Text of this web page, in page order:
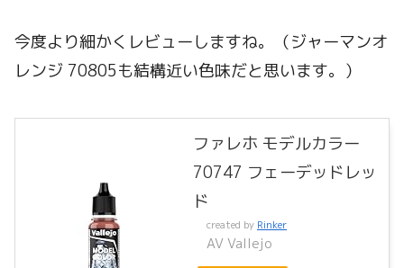
今度より細かくレビューしますね。（ジャーマンオ
レンジ 70805も結構近い色味だと思います。）
ファレホ モデルカラー
70747 フェーデッドレッ
ド
created by Rinker
AV Vallejo